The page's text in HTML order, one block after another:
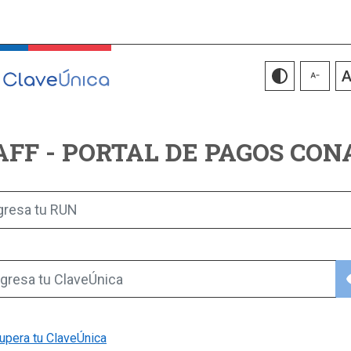
- PORTAL DE PAGOS
tu RUN
tu ClaveÚnica
tu ClaveÚnica